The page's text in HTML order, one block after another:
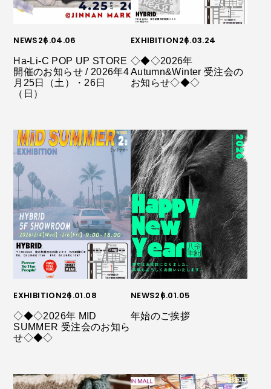
NEWS26.04.06
Ha-Li-C POP UP STORE
開催のお知らせ / 2026年4
月25日（土）・26日
（日）
EXHIBITION26.03.24
◇◆◇2026年
Autumn&Winter 受注会の
お知らせ◇◆◇
EXHIBITION26.01.08
◇◆◇2026年 MID
SUMMER 受注会のお知ら
せ◇◆◇
NEWS26.01.05
年始のご挨拶